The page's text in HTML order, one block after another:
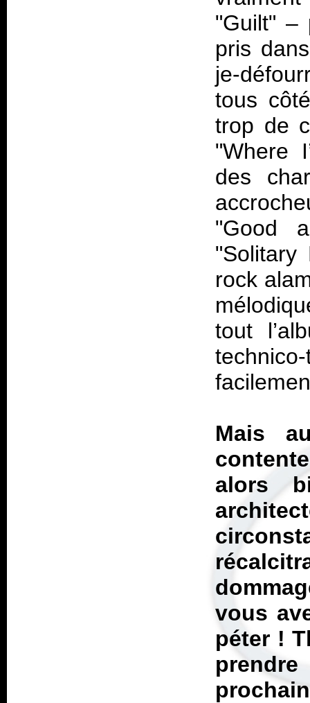
"Guilt" –
pris
je-
tous
trop de
"Where
des
"Good
rock
tout
Mais
alors
vous
péter !